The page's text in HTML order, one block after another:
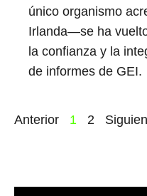
único organismo
Irlanda—se ha
la confianza y la
de informes de GEI.
Anterior 1 2